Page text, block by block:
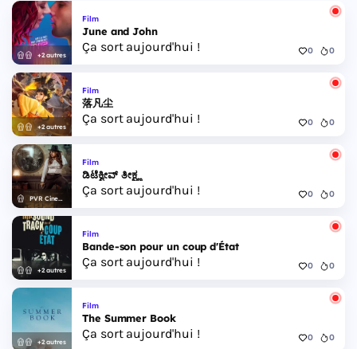
+2 autres
Film
June and John
Ça sort aujourd'hui ! 0 0
+2 autres
Film
落凡尘
Ça sort aujourd'hui ! 0 0
PVR Cinemas
Film
ಡಿಟೆಕ್ವೀವ್ ತೀಕ್ಷ್ಣ
Ça sort aujourd'hui ! 0 0
+2 autres
Film
Bande-son pour un coup d'État
Ça sort aujourd'hui ! 0 0
+2 autres
Film
The Summer Book
Ça sort aujourd'hui ! 0 0